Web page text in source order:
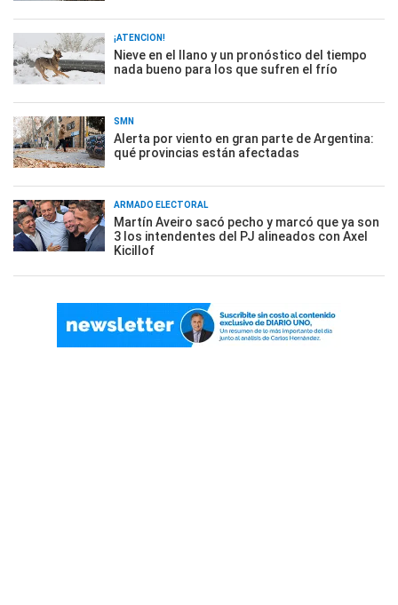
¡ATENCIÓN!
Nieve en el llano y un pronóstico del tiempo
nada bueno para los que sufren el frío
SMN
Alerta por viento en gran parte de Argentina:
qué provincias están afectadas
ARMADO ELECTORAL
Martín Aveiro sacó pecho y marcó que ya son
3 los intendentes del PJ alineados con Axel
Kicillof